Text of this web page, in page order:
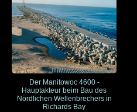
Der Manitowoc 4600 -
Hauptakteur beim Bau des
Nördlichen Wellenbrechers in
Richards Bay